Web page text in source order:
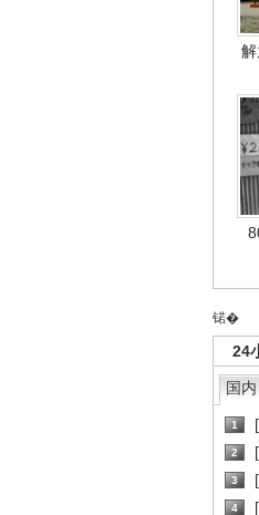
锘�
24
国内
1
2
3
4